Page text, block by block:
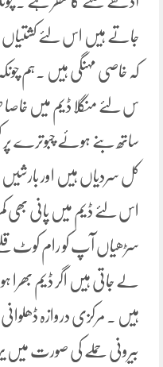
جاتے ہیں اس لئے کشتیاں
کہ خاصی مہنگی ہیں ۔ہم
س لئے منگلا ڈیم میں
ساتھ بنے ہوئے چبوترے پر
کل سردیاں ہیں اور
سڑھیاں آپ کو رام کوٹ
لے جاتی ہیں اگر ڈیم بھرا
ہیں ۔ مرکزی دروازہ ڈھلوانی
بیرونی حملے کی صورت